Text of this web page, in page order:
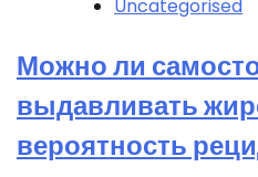
Uncategorised
Можно ли
выдавливать
вероятность